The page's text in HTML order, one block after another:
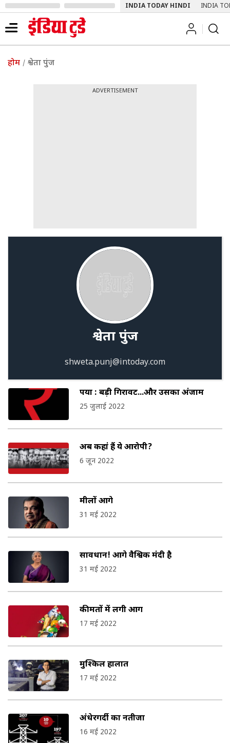
INDIA TODAY HINDI INDIA
होम श्वेता पुंज
ADVERTISEMENT
श्वेता पुंज
shweta.punj@intoday.com
रुपया : बड़ी गिरावट...और उसका अंजाम
25 जुलाई 2022
अब कहां हैं ये आरोपी?
6 जून 2022
मीलों आगे
31 मई 2022
सावधान! आगे वैश्विक मंदी है
31 मई 2022
कीमतों में लगी आग
17 मई 2022
मुश्किल हालात
17 मई 2022
अंधेरगर्दी का नतीजा
16 मई 2022